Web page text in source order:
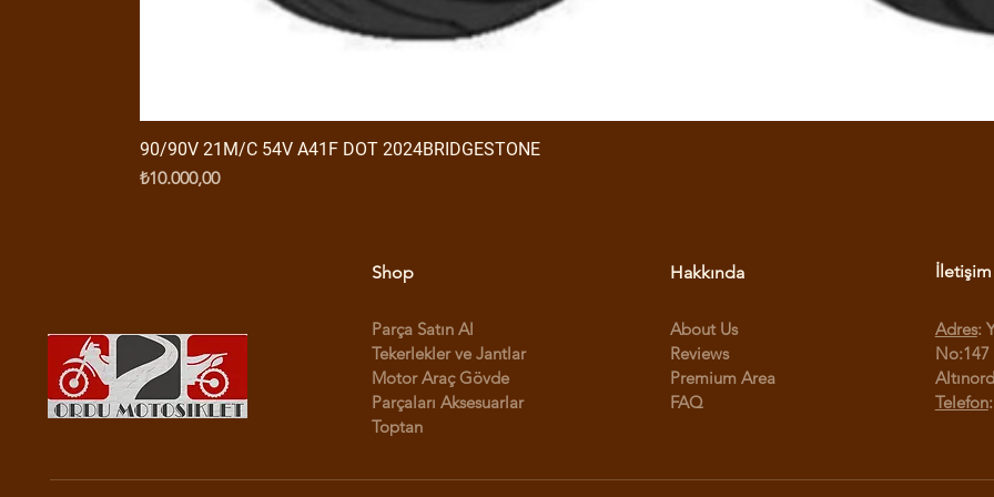
90/90V 21M/C 54V A41F DOT 2024BRIDGESTONE
Fiyat
₺10.000,00
Shop
Parça Satın Al
Tekerlekler ve Jantlar
Motor Araç Gövde
Parçaları Aksesuarlar
Toptan
Hakkında
About Us
Reviews
Premium Area
FAQ
İletişim
Adres:
No:147
Telefon: